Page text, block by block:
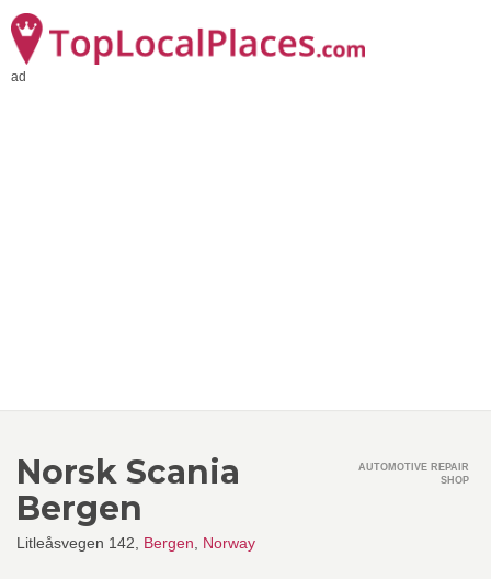
ad
Norsk Scania
Bergen
Litleåsvegen 142, Bergen Norway
AUTOMOTIVE REPAIR
SHOP